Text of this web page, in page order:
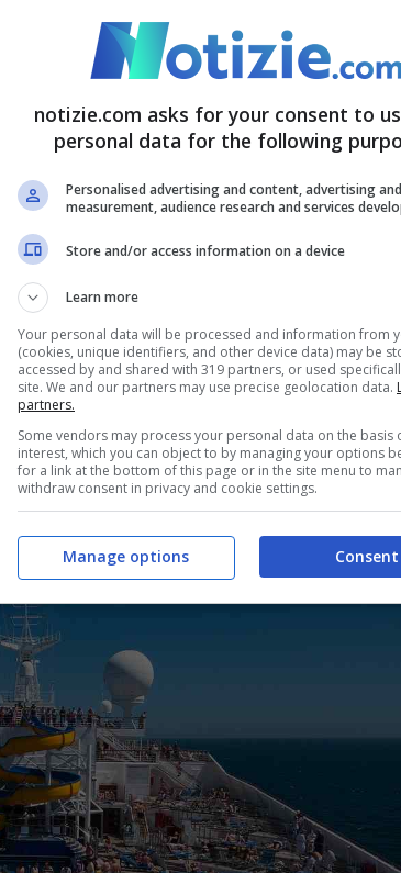
questa iniziativa che partirà
MV Narrative, al suo interno ci
biblioteca con 10mila testi a
piani, con la possibilità di navigare
la sala relax, l’area fitness e
ospedale e una banca. Non mancano
ecco i costi
2024 sarà possibile, ma quali sono i
di vista cosi radicale?
notizie.com asks for your consent to
personal data for the following
Personalised advertising and content, advertising
measurement, audience research and services
Store and/or access information on a device
Learn more
Your personal data will be processed and information from
(cookies, unique identifiers, and other device data) may be
accessed by and shared with 319 partners, or used
site. We and our partners may use precise geolocation data.
partners.
Some vendors may process your personal data on the basis
interest, which you can object to by managing your options
for a link at the bottom of this page or in the site menu to
withdraw consent in privacy and cookie settings.
Consent
Manage options